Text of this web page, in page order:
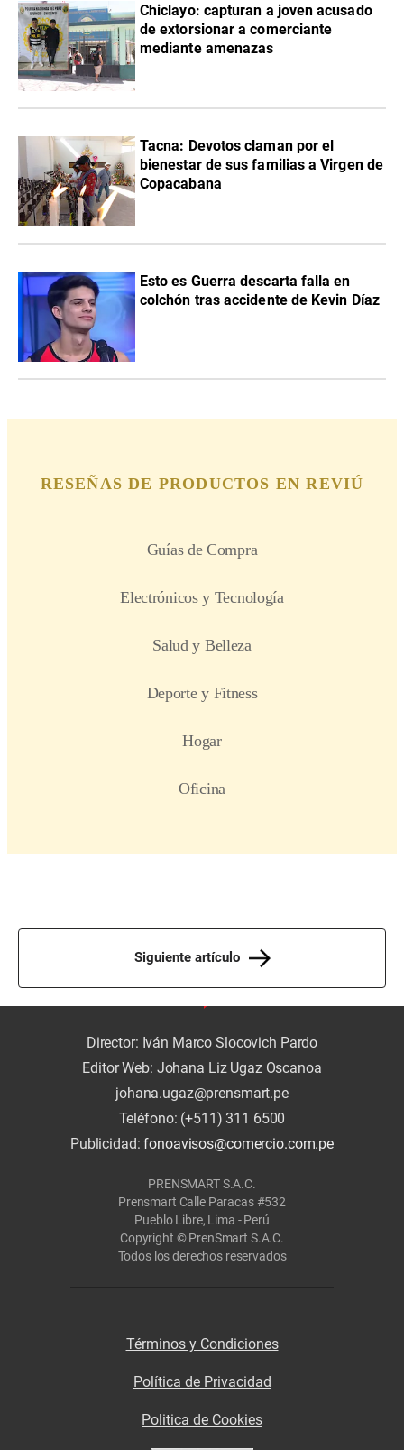
Chiclayo: capturan a joven acusado
de extorsionar a comerciante
mediante amenazas
Tacna: Devotos claman por el
bienestar de sus familias a Virgen de
Copacabana
Esto es Guerra descarta falla en
colchón tras accidente de Kevin Díaz
Siguiente artículo
Director: Iván Marco Slocovich Pardo
Editor Web: Johana Liz Ugaz Oscanoa
johana.ugaz@prensmart.pe
Teléfono: (+511) 311 6500
Publicidad:fonoavisos@comercio.com.pe
PRENSMART S.A.C.
Prensmart Calle Paracas #532
Pueblo Libre, Lima - Perú
Copyright © PrenSmart S.A.C.
Todos los derechos reservados
Términos y Condiciones
Política de Privacidad
Politica de Cookies